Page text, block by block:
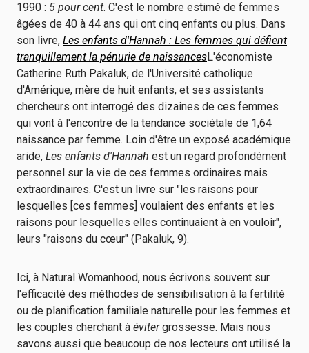
1990 : 5 pour cent. C'est le nombre estimé de femmes
âgées de 40 à 44 ans qui ont cinq enfants ou plus. Dans
son livre, Les enfants d'Hannah : Les femmes qui défient
tranquillement la pénurie de naissancesL'économiste
Catherine Ruth Pakaluk, de l'Université catholique
d'Amérique, mère de huit enfants, et ses assistants
chercheurs ont interrogé des dizaines de ces femmes
qui vont à l'encontre de la tendance sociétale de 1,64
naissance par femme. Loin d'être un exposé académique
aride, Les enfants d'Hannah est un regard profondément
personnel sur la vie de ces femmes ordinaires mais
extraordinaires. C'est un livre sur "les raisons pour
lesquelles [ces femmes] voulaient des enfants et les
raisons pour lesquelles elles continuaient à en vouloir",
leurs "raisons du cœur" (Pakaluk, 9).
Ici, à Natural Womanhood, nous écrivons souvent sur
l'efficacité des méthodes de sensibilisation à la fertilité
ou de planification familiale naturelle pour les femmes et
les couples cherchant à évitergrossesse. Mais nous
savons aussi que beaucoup de nos lecteurs ont utilisé la